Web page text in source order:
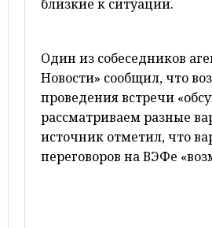
близкие к ситуации.
Один из собеседников
Новости» сообщил, что
проведения встречи
рассматриваем разные
источник отметил, что
переговоров на ВЭФе